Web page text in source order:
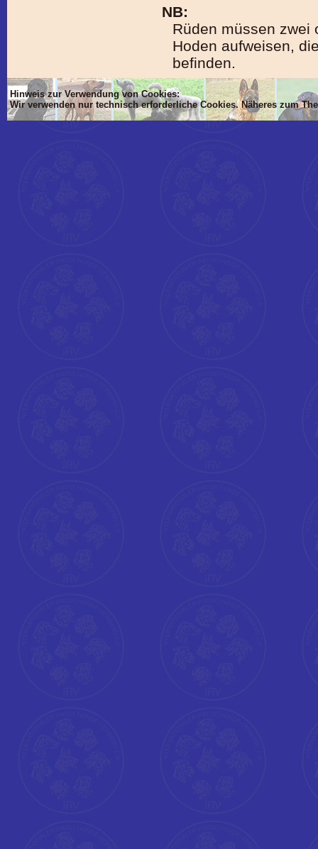
NB:
Rüden müssen zwei
Hoden aufweisen,
befinden.
Hinweis zur Verwendung von Cookies:
Wir verwenden nur technisch erforderliche Cookies. Näheres zum
'Dim mlTIT, mlBOD, mlVON, mlsTIT, mlAN, mlsBOD